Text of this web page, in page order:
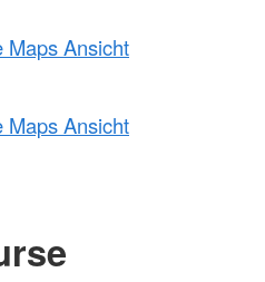
Maps Ansicht
Maps Ansicht